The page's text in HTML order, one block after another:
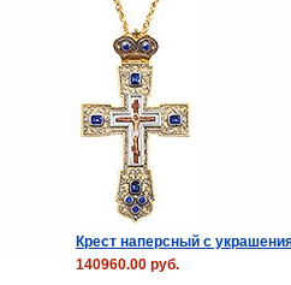
Крест наперсный с
140960.00 руб.